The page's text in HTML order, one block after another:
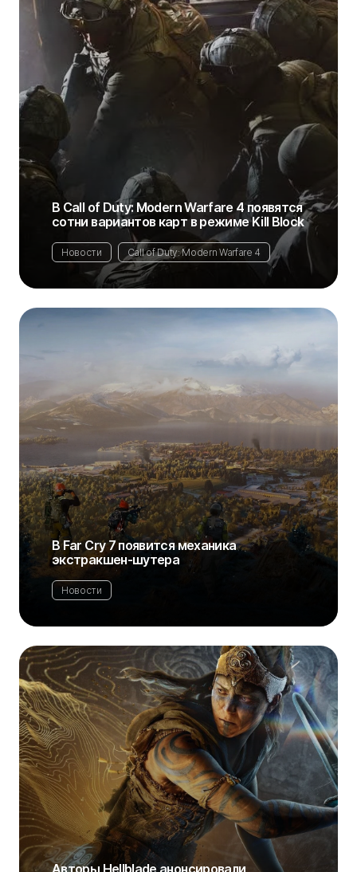
В Call of Duty: Modern Warfare 4 появятся
сотни вариантов карт в режиме Kill Block
Новости Call of Duty: Modern Warfare 4
В Far Cry 7 появится механика
экстракшен-шутера
Новости
Авторы Hellblade анонсировали